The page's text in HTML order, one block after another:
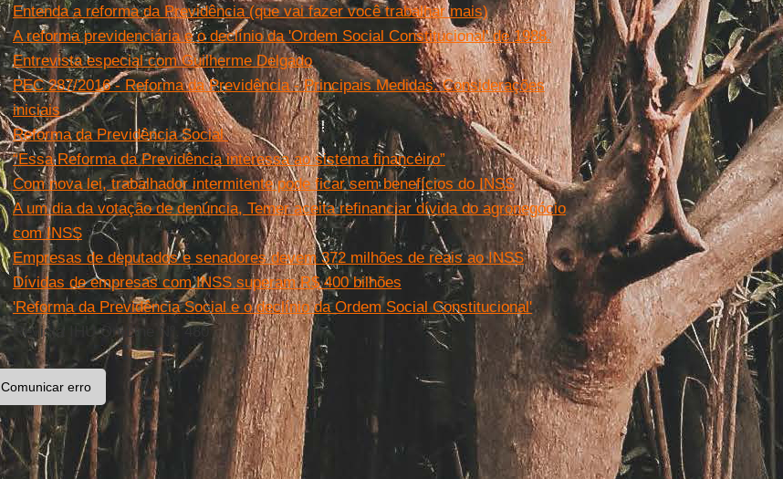
Entenda a reforma da Previdência (que vai fazer você trabalhar mais)
A reforma previdenciária e o declínio da 'Ordem Social Constitucional' de 1988.
Entrevista especial com Guilherme Delgado
PEC 287/2016 - Reforma da Previdência - Principais Medidas. Considerações
iniciais
Reforma da Previdência Social
“Essa Reforma da Previdência interessa ao sistema financeiro”
Com nova lei, trabalhador intermitente pode ficar sem benefícios do INSS
A um dia da votação de denúncia, Temer aceita refinanciar dívida do agronegócio
com INSS
Empresas de deputados e senadores devem 372 milhões de reais ao INSS
Dívidas de empresas com INSS superam R$ 400 bilhões
'Reforma da Previdência Social e o declínio da Ordem Social Constitucional'.
Revista IHU On-Line Nº. 480
Comunicar erro